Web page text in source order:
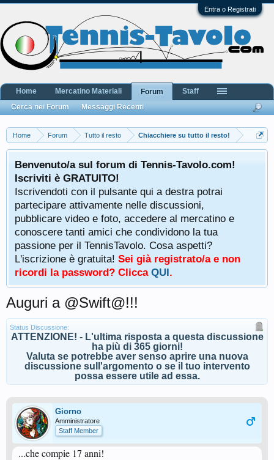
Entra o Registrati
Home Forum Tutto il resto Chiacchiere su tutto il resto!
Benvenuto/a sul forum di Tennis-Tavolo.com!
Iscriviti è GRATUITO!
Iscrivendoti con il pulsante qui a destra potrai
partecipare attivamente nelle discussioni,
pubblicare video e foto, accedere al mercatino e
conoscere tanti amici che condividono la tua
passione per il TennisTavolo. Cosa aspetti?
L'iscrizione è gratuita! Sei già registrato/a e non
ricordi la password? Clicca QUI.
Auguri a @Swift@!!!
Status Discussione:
ATTENZIONE! - L'ultima risposta a questa discussione
ha più di 365 giorni!
Valuta se potrebbe aver senso aprire una nuova
discussione sull'argomento o se il tuo intervento
possa essere utile ad essa.
Giorno
Amministratore
Staff Member
...che compie 17 anni!
Home Mercatino Materiali
Forum
Cerca nei Forum
Messaggi Recenti
Staff